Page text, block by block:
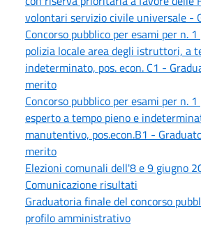
volontari servizio civile universale -
Concorso pubblico per esami per n.
polizia locale area degli istruttori, a
indeterminato, pos. econ. C1 -
merito
Concorso pubblico per esami per n.
esperto a tempo pieno e
manutentivo, pos.econ.B1 -
merito
Elezioni comunali dell'8 e 9 giugno
Comunicazione risultati
Graduatoria finale del concorso
profilo amministrativo